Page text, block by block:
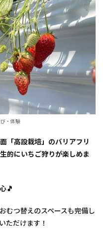
・体験
「高設栽培」のバリアフリ
的にいちご狩りが楽しめま
🎵
むつ替えのスペースも完備し
ただけます！